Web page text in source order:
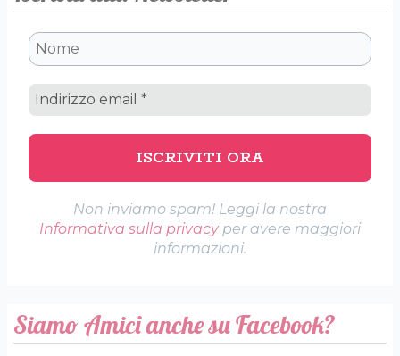
Non inviamo spam! Leggi la nostra
Informativa sulla privacyper avere maggiori
informazioni.
Siamo Amici anche su Facebook?